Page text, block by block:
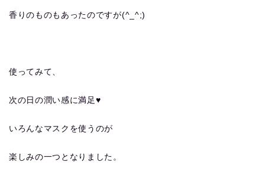
香りのものもあったのですが(^_^;)
使ってみて、
次の日の潤い感に満足♥
いろんなマスクを使うのが
楽しみの一つとなりました。